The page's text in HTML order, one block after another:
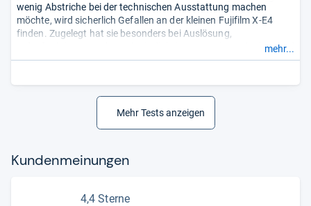
wenig Abstriche bei der technischen Ausstattung machen
möchte, wird sicherlich Gefallen an der kleinen Fujifilm X-E4
finden. Zugelegt hat sie besonders bei Auslösung,
Videofunktionen und Geschwindigkeit. Sogar ein nach oben und
unten neigbares Display ... Verzichten muss der Käufer
Gehäuse ...“
mehr...
Mehr Tests anzeigen
Kun­den­mei­nun­gen
4,4 Sterne